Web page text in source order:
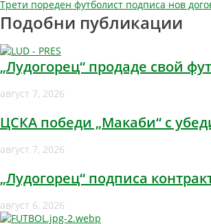
Трети пореден футболист подписа нов
Подобни публикации
„Лудогорец“ продаде свой
август 7, 2026
ЦСКА победи „Макаби“ с
август 7, 2026
„Лудогорец“ подписа
август 6, 2026